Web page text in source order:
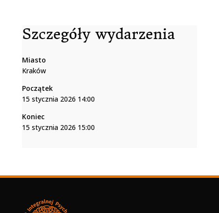
Szczegóły wydarzenia
Miasto
Kraków
Początek
15 stycznia 2026 14:00
Koniec
15 stycznia 2026 15:00